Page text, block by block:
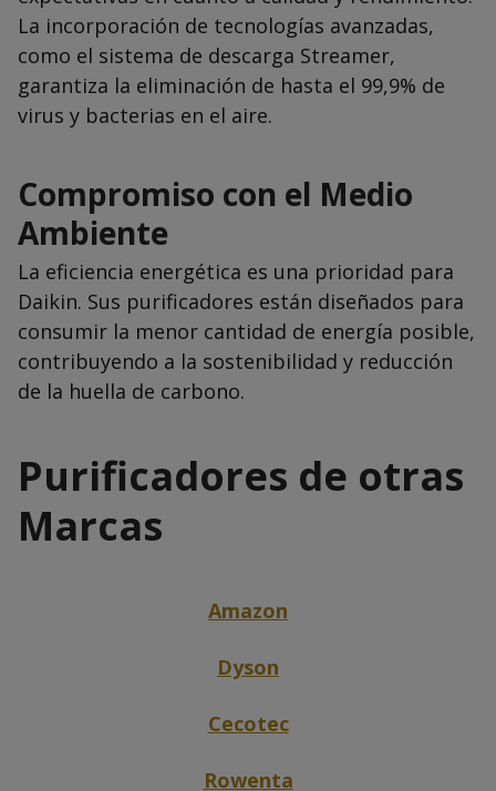
La incorporación de tecnologías avanzadas,
como el sistema de descarga Streamer,
garantiza la eliminación de hasta el 99,9% de
virus y bacterias en el aire.
Compromiso con el Medio
Ambiente
La eficiencia energética es una prioridad para
Daikin. Sus purificadores están diseñados para
consumir la menor cantidad de energía posible,
contribuyendo a la sostenibilidad y reducción
de la huella de carbono.
Purificadores de otras
Marcas
Amazon
Dyson
Cecotec
Rowenta